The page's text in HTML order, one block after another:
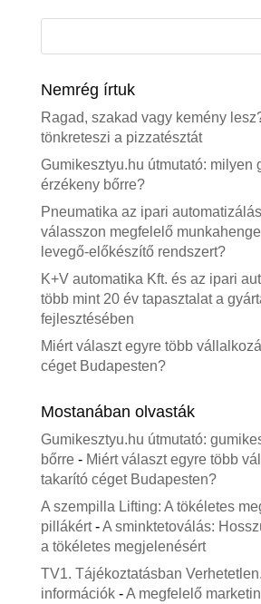
Nemrég írtuk
Ragad, szakad vagy kemény
tönkreteszi a pizzatésztát
Gumikesztyu.hu útmutató: milyen
érzékeny bőrre?
Pneumatika az ipari
válasszon megfelelő
levegő-előkészítő rendszert?
K+V automatika Kft. és az ipari
több mint 20 év tapasztalat a
fejlesztésében
Miért választ egyre több
céget Budapesten?
Mostanában olvasták
Gumikesztyu.hu útmutató:
bőrre- Miért választ egyre több
takarító céget Budapesten?
A szempilla Lifting: A tökéletes
pillákért-A sminktetoválás:
a tökéletes megjelenésért
TV1. Tájékoztatásban
információk-A megfelelő